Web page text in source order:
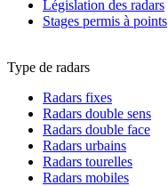
Législation des radars
Stages permis à points
Type de radars
Radars fixes
Radars double sens
Radars double face
Radars urbains
Radars tourelles
Radars mobiles